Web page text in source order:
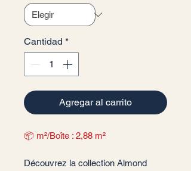
Cantidad *
Agregar al carrito
📦 m²/Boîte : 2,88 m²
Découvrez la collection Almond